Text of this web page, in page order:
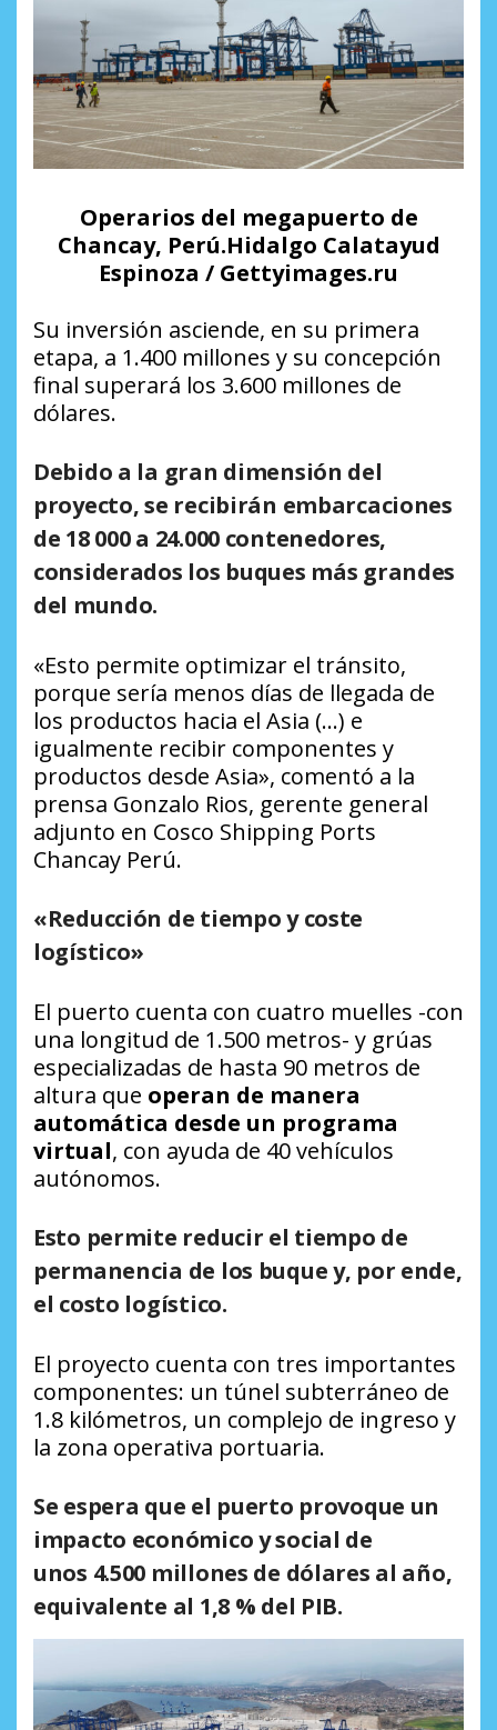
Operarios del megapuerto de
Chancay, Perú.Hidalgo Calatayud
Espinoza / Gettyimages.ru
Su inversión asciende, en su primera
etapa, a 1.400 millones y su concepción
final superará los 3.600 millones de
dólares.
Debido a la gran dimensión del
proyecto, se recibirán embarcaciones
de 18 000 a 24.000 contenedores,
considerados los buques más grandes
del mundo.
«Esto permite optimizar el tránsito,
porque sería menos días de llegada de
los productos hacia el Asia (…) e
igualmente recibir componentes y
productos desde Asia», comentó a la
prensa Gonzalo Rios, gerente general
adjunto en Cosco Shipping Ports
Chancay Perú.
«Reducción de tiempo y coste
logístico»
El puerto cuenta con cuatro muelles -con
una longitud de 1.500 metros- y grúas
especializadas de hasta 90 metros de
altura que operan de manera
automática desde un programa
virtual, con ayuda de 40 vehículos
autónomos.
Esto permite reducir el tiempo de
permanencia de los buque y, por ende,
el costo logístico.
El proyecto cuenta con tres importantes
componentes: un túnel subterráneo de
1.8 kilómetros, un complejo de ingreso y
la zona operativa portuaria.
Se espera que el puerto provoque un
impacto económico y social de
unos 4.500 millones de dólares al año,
equivalente al 1,8 % del PIB.